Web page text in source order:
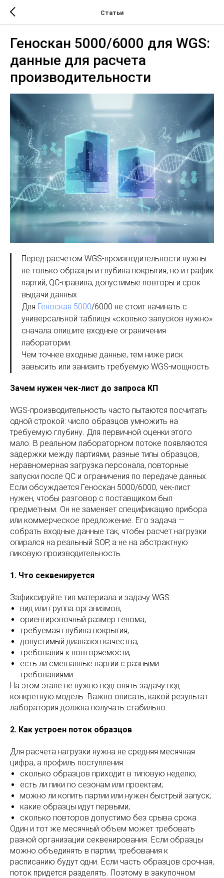
Статьи
Геноскан 5000/6000 для WGS:
данные для расчета
производительности
Перед расчетом WGS-производительности нужны
не только образцы и глубина покрытия, но и график
партий, QC-правила, допустимые повторы и срок
выдачи данных.
Для Геноскан 5000/6000 не стоит начинать с
универсальной таблицы «сколько запусков нужно»:
сначала опишите входные ограничения
лаборатории.
Чем точнее входные данные, тем ниже риск
завысить или занизить требуемую WGS-мощность.
Зачем нужен чек-лист до запроса КП
WGS-производительность часто пытаются посчитать
одной строкой: число образцов умножить на
требуемую глубину. Для первичной оценки этого
мало. В реальном лабораторном потоке появляются
задержки между партиями, разные типы образцов,
неравномерная загрузка персонала, повторные
запуски после QC и ограничения по передаче данных.
Если обсуждается Геноскан 5000/6000, чек-лист
нужен, чтобы разговор с поставщиком был
предметным. Он не заменяет спецификацию прибора
или коммерческое предложение. Его задача —
собрать входные данные так, чтобы расчет нагрузки
опирался на реальный SOP, а не на абстрактную
пиковую производительность.
1. Что секвенируется
Зафиксируйте тип материала и задачу WGS:
вид или группа организмов;
ориентировочный размер генома;
требуемая глубина покрытия;
допустимый диапазон качества;
требования к повторяемости;
есть ли смешанные партии с разными
требованиями.
На этом этапе не нужно подгонять задачу под
конкретную модель. Важно описать, какой результат
лаборатория должна получать стабильно.
2. Как устроен поток образцов
Для расчета нагрузки нужна не средняя месячная
цифра, а профиль поступления:
сколько образцов приходит в типовую неделю;
есть ли пики по сезонам или проектам;
можно ли копить партии или нужен быстрый запуск;
какие образцы идут первыми;
сколько повторов допустимо без срыва срока.
Один и тот же месячный объем может требовать
разной организации секвенирования. Если образцы
можно объединять в партии, требования к
расписанию будут одни. Если часть образцов срочная,
поток придется разделять. Поэтому в закупочном